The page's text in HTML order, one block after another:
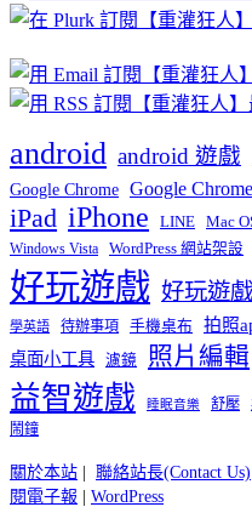
類
android android 遊戲
Google Chrome Google
iPad iPhone LINE Mac
Windows Vista WordPress 網站架設
好玩遊戲 好玩遊
學英語 待辦事項 手機桌布 拍照
桌面小工具 濾鏡 照片編輯
益智遊戲 睡眠音樂 舒壓
鬧鐘
關於本站 | 聯絡站長(Contact Us)
閱電子報 | WordPress